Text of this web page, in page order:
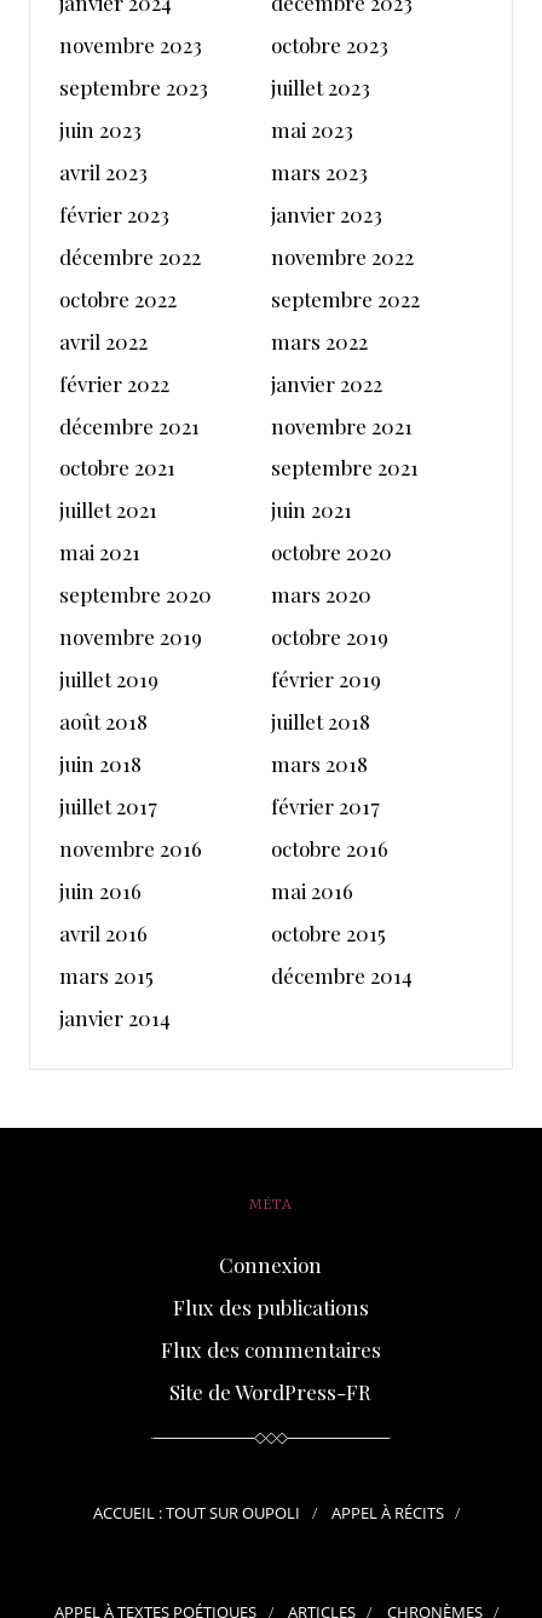
novembre 2023
octobre 2023
septembre 2023
juillet 2023
juin 2023
mai 2023
avril 2023
mars 2023
février 2023
janvier 2023
décembre 2022
novembre 2022
octobre 2022
septembre 2022
avril 2022
mars 2022
février 2022
janvier 2022
décembre 2021
novembre 2021
octobre 2021
septembre 2021
juillet 2021
juin 2021
mai 2021
octobre 2020
septembre 2020
mars 2020
novembre 2019
octobre 2019
juillet 2019
février 2019
août 2018
juillet 2018
juin 2018
mars 2018
juillet 2017
février 2017
novembre 2016
octobre 2016
juin 2016
mai 2016
avril 2016
octobre 2015
mars 2015
décembre 2014
janvier 2014
MÉTA
Connexion
Flux des publications
Flux des commentaires
Site de WordPress-FR
ACCUEIL : TOUT SUR OUPOLI APPEL À RÉCITS
APPEL À TEXTES POÉTIQUES ARTICLES CHRONÈMES